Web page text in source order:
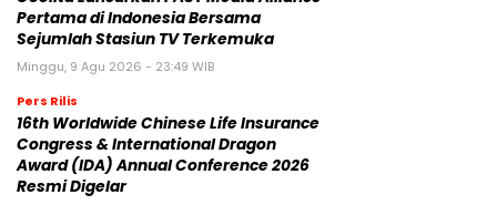
Pertama di Indonesia Bersama
Sejumlah Stasiun TV Terkemuka
Minggu, 9 Agu 2026 - 23:49 WIB
Pers Rilis
16th Worldwide Chinese Life Insurance
Congress & International Dragon
Award (IDA) Annual Conference 2026
Resmi Digelar